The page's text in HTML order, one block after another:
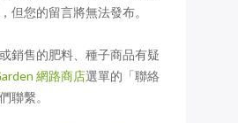
但您的留言將無法發布。
銷售的肥料、種子商品有疑
網路商店選單的「聯絡
聯繫。